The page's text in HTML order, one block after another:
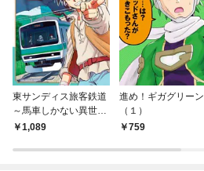
東サンディス旅客鉄道
～馬車しかない異世界
で鉄道会社はじめます
1,089
進め！ギガグリーン
（１）
759